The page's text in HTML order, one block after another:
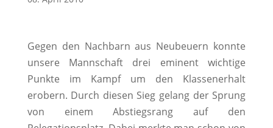
Gegen den Nachbarn aus Neubeuern konnte
unsere Mannschaft drei eminent wichtige
Punkte im Kampf um den Klassenerhalt
erobern. Durch diesen Sieg gelang der Sprung
von einem Abstiegsrang auf den